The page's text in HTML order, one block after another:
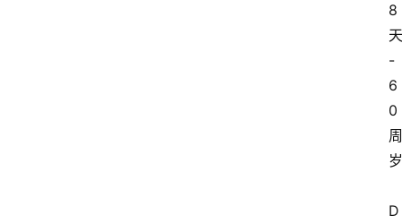
8
天
-
6
0
周
岁
D